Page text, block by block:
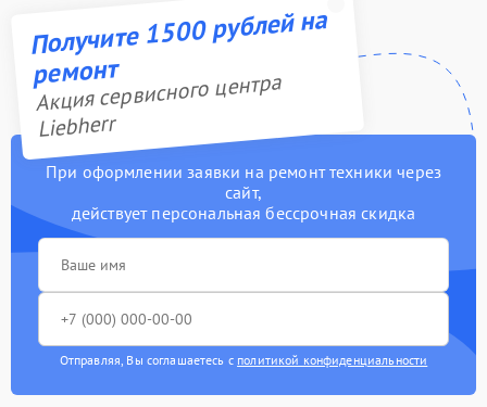
Получите 1500 рублей на
ремонт
Акция сервисного центра
Liebherr
При оформлении заявки на ремонт техники через
сайт,
действует персональная бессрочная скидка
Отправляя, Вы соглашаетесь с политикой конфиденциальности